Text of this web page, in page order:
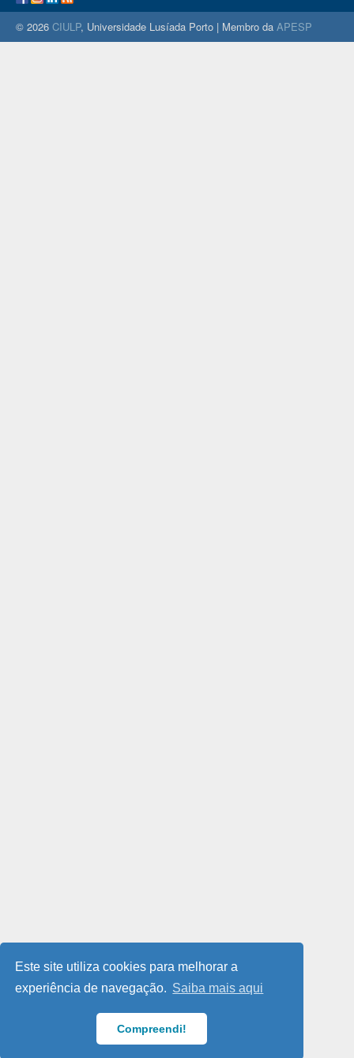
Este site utiliza cookies para melhorar a
experiência de navegação. Saiba mais aqui
Compreendi!
© 2026 CIULP, Universidade Lusíada Porto | Membro da APESP